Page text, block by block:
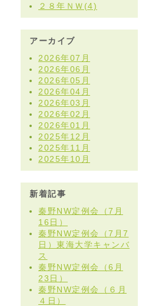
２８年ＮＷ(4)
アーカイブ
2026年07月
2026年06月
2026年05月
2026年04月
2026年03月
2026年02月
2026年01月
2025年12月
2025年11月
2025年10月
新着記事
秦野NW定例会（7月
16日）
秦野NW定例会（7月7
日）東海大学キャンバ
ス
秦野NW定例会（6月
23日）
秦野NW定例会（６月
４日）